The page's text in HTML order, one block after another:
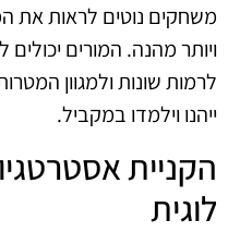
משחקים נוטים לראות את
ויותר מהנה. המורים
לרמות שונות ולמגוון
ייהנו וילמדו במקביל.
הקניית
לוגית